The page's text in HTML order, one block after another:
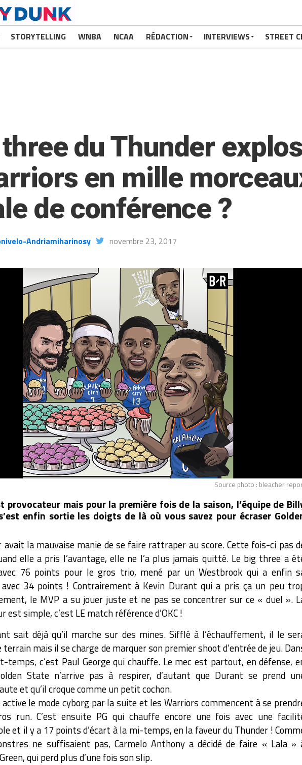
STORYTELLING WNBA NCAA RÉDACTION INTERVIEWS STREET
du Thunder
en mille
de conférence ?
Andriamiharinosy novembre 23, 2017
Source photo : bleacher
provocateur mais pour la première fois de la saison, l’équipe de
enfin sortie les doigts de là où vous savez pour écraser
avait la mauvaise manie de se faire rattraper au score. Cette fois-ci pas
elle a pris l’avantage, elle ne l’a plus jamais quitté. Le big three a
76 points pour le gros trio, mené par un Westbrook qui a enfin
avec 34 points ! Contrairement à Kevin Durant qui a pris ça un peu
le MVP a su jouer juste et ne pas se concentrer sur ce « duel ».
est simple, c’est LE match référence d’OKC !
sait déjà qu’il marche sur des mines. Sifflé à l’échauffement, il le
mais il se charge de marquer son premier shoot d’entrée de jeu.
temps, c’est Paul George qui chauffe. Le mec est partout, en défense,
State n’arrive pas à respirer, d’autant que Durant se prend
et qu’il croque comme un petit cochon.
le mode cyborg par la suite et les Warriors commencent à se
run. C’est ensuite PG qui chauffe encore une fois avec une
et il y a 17 points d’écart à la mi-temps, en la faveur du Thunder !
ne suffisaient pas, Carmelo Anthony a décidé de faire « Lala »
qui perd plus d’une fois son slip.